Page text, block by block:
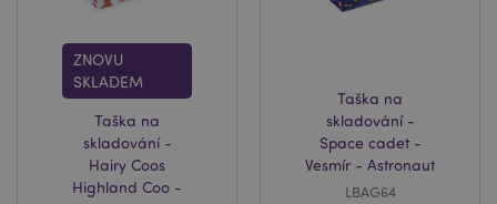
ZNOVU
SKLADEM
Taška na
skladování -
Hairy Coos
Highland Coo -
Taška na
skladování -
Space cadet -
Vesmír - Astronaut
LBAG64
mage-cache-sessid
Adobe Inc.
www.puckator.cz